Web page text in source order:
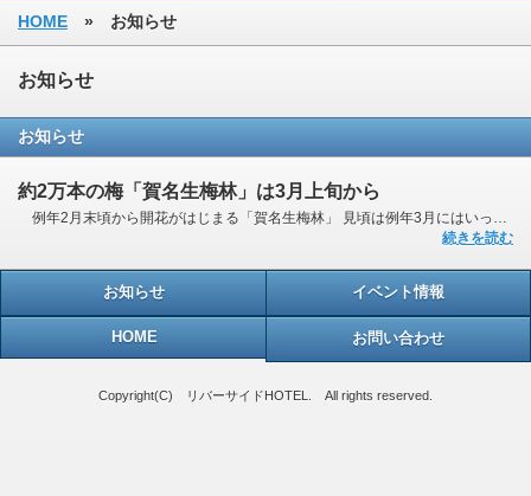
HOME » お知らせ
お知らせ
お知らせ
約2万本の梅「賀名生梅林」は3月上旬から
例年2月末頃から開花がはじまる「賀名生梅林」 見頃は例年3月にはいってか...
続きを読む
お知らせ イベント情報
HOME お問い合わせ
Copyright(C) リバーサイドHOTEL. All rights reserved.